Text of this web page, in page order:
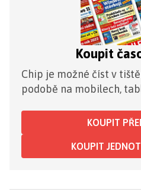
Koupit
Chip je možné číst v
podobě na mobilech,
KOUPIT
KOUPIT